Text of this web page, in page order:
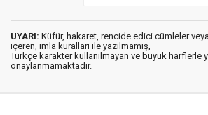
UYARI: Küfür, hakaret, rencide edici cümleler
içeren, imla kuralları ile yazılmamış,
Türkçe karakter kullanılmayan ve büyük harflerle
onaylanmamaktadır.